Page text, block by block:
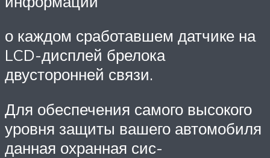
о каждом сработавшем датчике на
LCD-дисплей брелока
двусторонней связи.
Для обеспечения самого высокого
уровня защиты вашего автомобиля
данная охранная сис-